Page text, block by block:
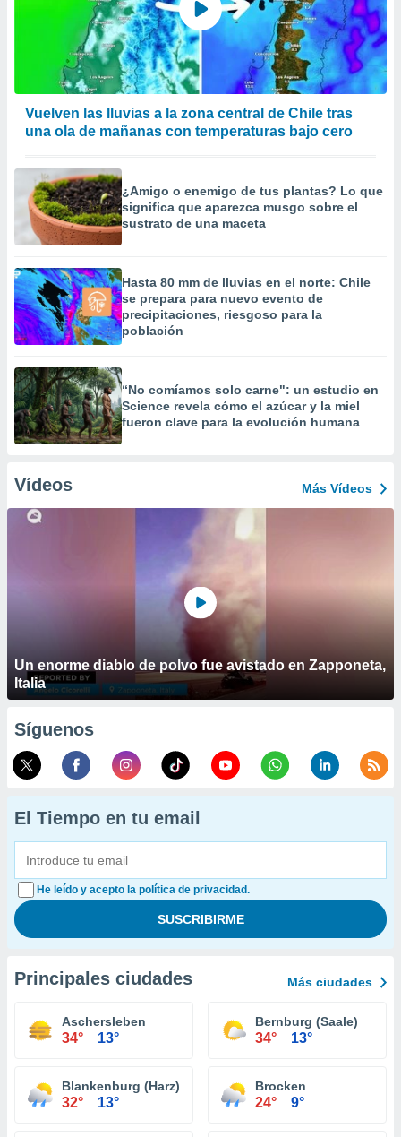
Vuelven las lluvias a la zona central de Chile tras
una ola de mañanas con temperaturas bajo cero
¿Amigo o enemigo de tus plantas? Lo que
significa que aparezca musgo sobre el
sustrato de una maceta
Hasta 80 mm de lluvias en el norte: Chile
se prepara para nuevo evento de
precipitaciones, riesgoso para la
población
“No comíamos solo carne": un estudio en
Science revela cómo el azúcar y la miel
fueron clave para la evolución humana
Vídeos Más Vídeos
Un enorme diablo de polvo fue avistado en Zapponeta,
Italia
Síguenos
El Tiempo en tu email
He leído y acepto la política de privacidad.
Principales ciudades Más ciudades
Aschersleben
34° 13°
Bernburg (Saale)
34° 13°
Blankenburg (Harz)
32° 13°
Brocken
24° 9°